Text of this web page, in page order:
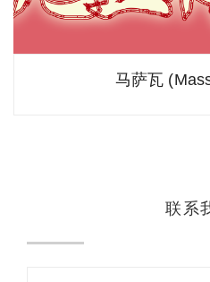
马萨瓦
联系